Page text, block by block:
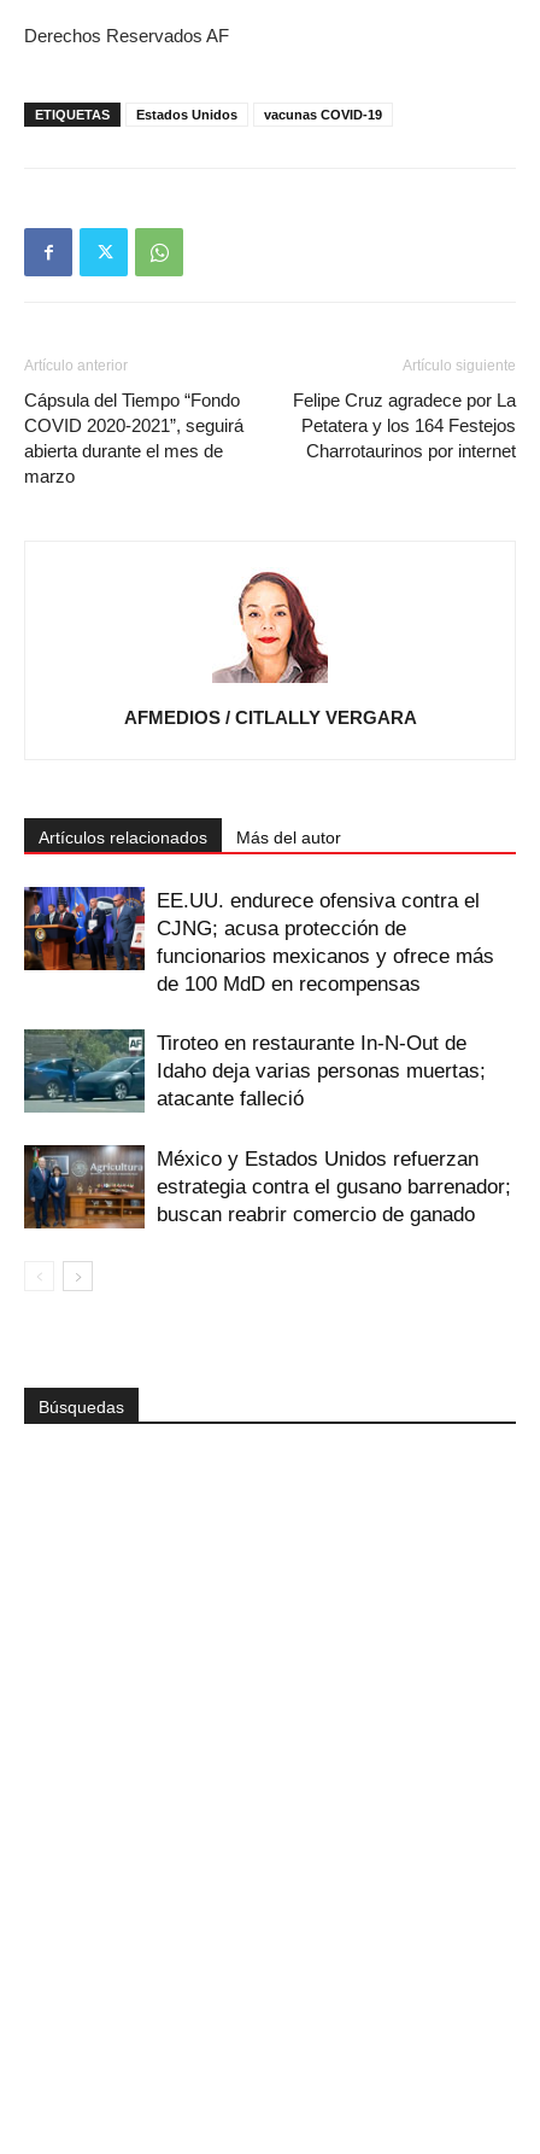
Derechos Reservados AF
ETIQUETAS Estados Unidos vacunas COVID-19
Artículo anterior
Cápsula del Tiempo “Fondo
COVID 2020-2021”, seguirá
abierta durante el mes de
marzo
Artículo siguiente
Felipe Cruz agradece por La
Petatera y los 164 Festejos
Charrotaurinos por internet
AFMEDIOS / CITLALLY VERGARA
Artículos relacionados Más del autor
EE.UU. endurece ofensiva contra el
CJNG; acusa protección de
funcionarios mexicanos y ofrece más
de 100 MdD en recompensas
Tiroteo en restaurante In-N-Out de
Idaho deja varias personas muertas;
atacante falleció
México y Estados Unidos refuerzan
estrategia contra el gusano barrenador;
buscan reabrir comercio de ganado
Búsquedas